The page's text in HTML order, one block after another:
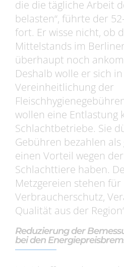
die die tägliche Arbeit
belasten“, führte der
fort. Er wisse nicht, ob
Mittelstands im
überhaupt noch
Deshalb wolle er sich
Vereinheitlichung der
wollen eine Entlastung
Schlachtbetriebe. Sie
Gebühren bezahlen
einen Vorteil wegen
Schlachttiere haben.
Metzgereien stehen für
Verbraucherschutz,
Qualität aus der
Reduzierung der
bei den